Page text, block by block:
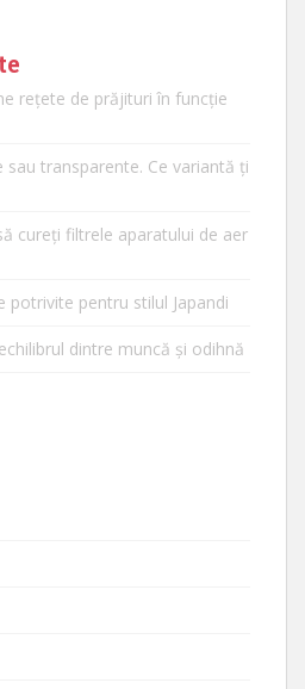
rețete de prăjituri în funcție
sau transparente. Ce variantă ți
cureți filtrele aparatului de aer
potrivite pentru stilul Japandi
dintre muncă și odihnă